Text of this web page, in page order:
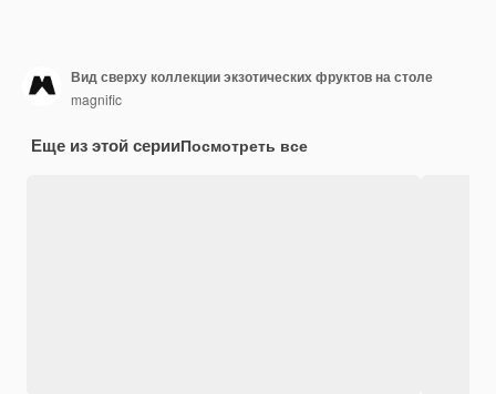
Вид сверху коллекции экзотических фруктов на столе
magnific
Еще из этой серииПосмотреть все